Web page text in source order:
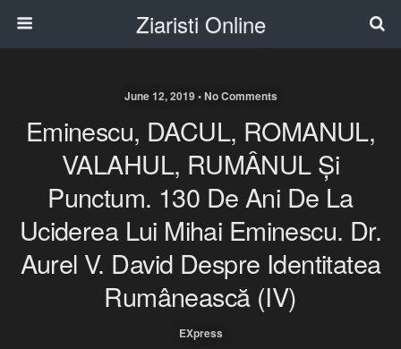
Ziaristi Online
June 12, 2019 • No Comments
Eminescu, DACUL, ROMANUL,
VALAHUL, RUMÂNUL Și
Punctum. 130 De Ani De La
Uciderea Lui Mihai Eminescu. Dr.
Aurel V. David Despre Identitatea
Rumânească (IV)
EXpress